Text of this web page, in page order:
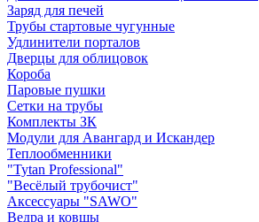
Заряд для печей
Трубы стартовые чугунные
Удлинители порталов
Дверцы для облицовок
Короба
Паровые пушки
Сетки на трубы
Комплекты ЗК
Модули для Авангард и Искандер
Теплообменники
"Tytan Professional"
"Весёлый трубочист"
Аксессуары "SAWO"
Ведра и ковшы